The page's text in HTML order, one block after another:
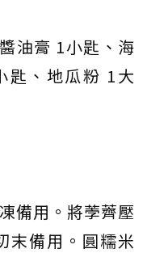
油膏 1小匙、海
匙、地瓜粉 1大
備用。將荸薺壓
末備用。圓糯米